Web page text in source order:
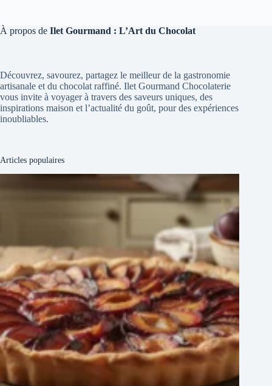
À propos de Ilet Gourmand : L’Art du Chocolat
Découvrez, savourez, partagez le meilleur de la gastronomie
artisanale et du chocolat raffiné. Ilet Gourmand Chocolaterie
vous invite à voyager à travers des saveurs uniques, des
inspirations maison et l’actualité du goût, pour des expériences
inoubliables.
Articles populaires